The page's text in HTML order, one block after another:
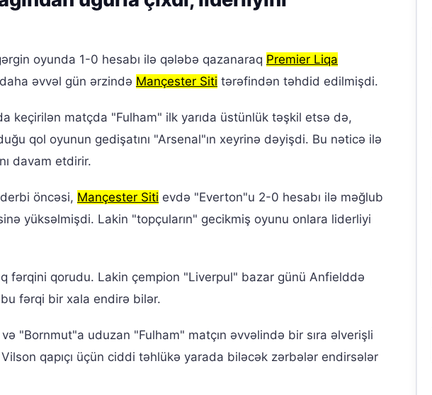
oyunda 1-0 hesabı ilə qələbə qazanaraq Premier Liqa
əvvəl gün ərzində Mançester Siti tərəfindən təhdid edilmişdi.
keçirilən matçda "Fulham" ilk yarıda üstünlük təşkil etsə də,
qol oyunun gedişatını "Arsenal"ın xeyrinə dəyişdi. Bu nəticə ilə
davam etdirir.
öncəsi, Mançester Siti evdə "Everton"u 2-0 hesabı ilə məğlub
yüksəlmişdi. Lakin "topçuların" gecikmiş oyunu onlara liderliyi
fərqini qorudu. Lakin çempion "Liverpul" bazar günü Anfielddə
fərqi bir xala endirə bilər.
"Bornmut"a uduzan "Fulham" matçın əvvəlində bir sıra əlverişli
qapıçı üçün ciddi təhlükə yarada biləcək zərbələr endirsələr